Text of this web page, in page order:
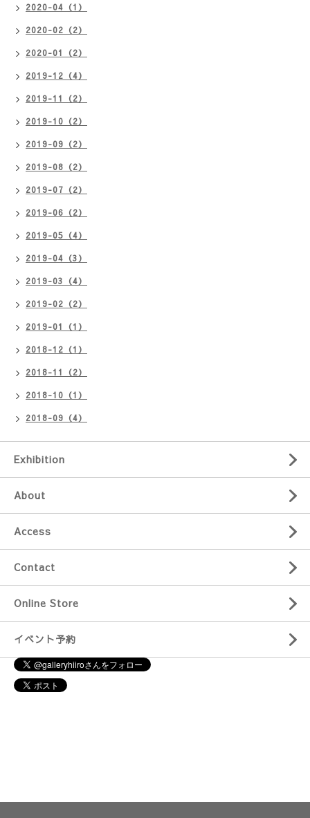
2020-04（1）
2020-02（2）
2020-01（2）
2019-12（4）
2019-11（2）
2019-10（2）
2019-09（2）
2019-08（2）
2019-07（2）
2019-06（2）
2019-05（4）
2019-04（3）
2019-03（4）
2019-02（2）
2019-01（1）
2018-12（1）
2018-11（2）
2018-10（1）
2018-09（4）
Exhibition
About
Access
Contact
Online Store
イベント予約